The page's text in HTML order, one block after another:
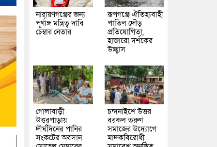
নারায়ণগঞ্জের জন্য
পূর্ণাঙ্গ মন্ত্রিত্ব দাবি
চেম্বার নেতার
রূপগঞ্জে ঐতিহ্যবাহী
পাতিল দৌড়
প্রতিযোগিতা,
হাজারো দর্শকের
উচ্ছ্বাস
গোলাবাড়ী
উত্তরপাড়ায়
দীর্ঘদিনের পানির
সংকটের অবসান
চন্দনাইশে উত্তর
বরকল তরুণ
সমাজের উদ্যোগে
মাদকবিরোধী